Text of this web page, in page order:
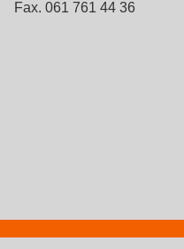
Fax. 061 761 44 36